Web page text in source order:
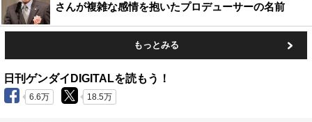
さんが複雑な感情を抱いたプロデューサーの名前
もっとみる
日刊ゲンダイDIGITALを読もう！
6.6万 18.5万